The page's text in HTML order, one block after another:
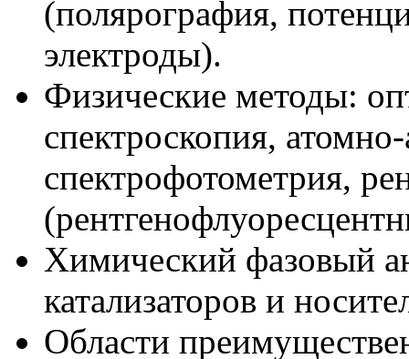
(полярография,
электроды).
Физические методы:
спектроскопия,
спектрофотометрия,
Химический фазовый
катализаторов и
Области